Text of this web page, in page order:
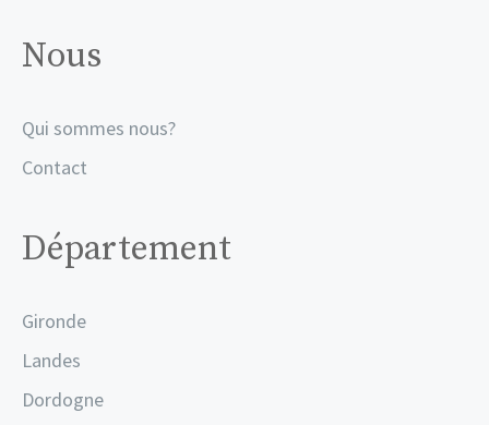
Nous
Qui sommes nous?
Contact
Département
Gironde
Landes
Dordogne